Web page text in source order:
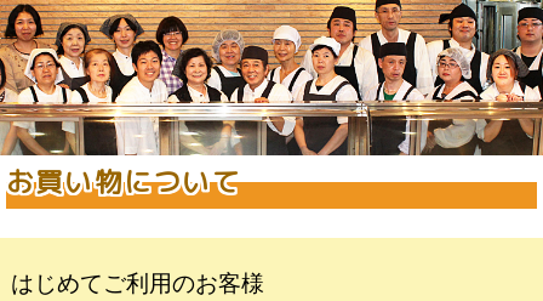
お買い物について
はじめてご利用のお客様